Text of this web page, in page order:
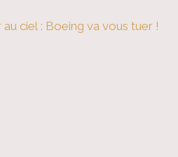
au ciel : Boeing va vous tuer !